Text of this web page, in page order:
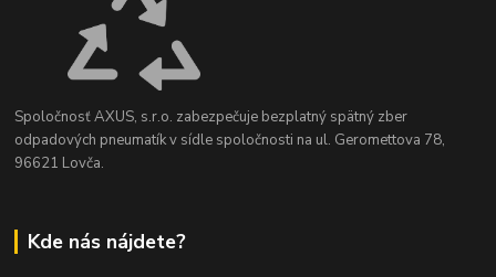
Spoločnosť AXUS, s.r.o. zabezpečuje bezplatný spätný zber
odpadových pneumatík v sídle spoločnosti na ul. Geromettova 78,
96621 Lovča.
Kde nás nájdete?